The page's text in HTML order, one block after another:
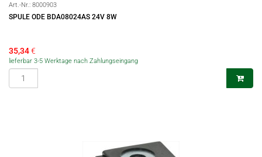
Art.-Nr.: 8000903
SPULE ODE BDA08024AS 24V 8W
35,34€
lieferbar 3-5 Werktage nach Zahlungseingang